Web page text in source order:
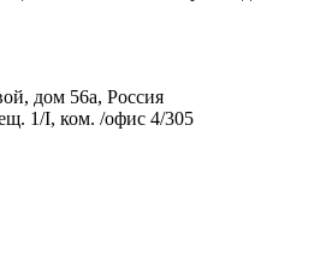
дом 56а, Россия
1/I, ком. /офис 4/305